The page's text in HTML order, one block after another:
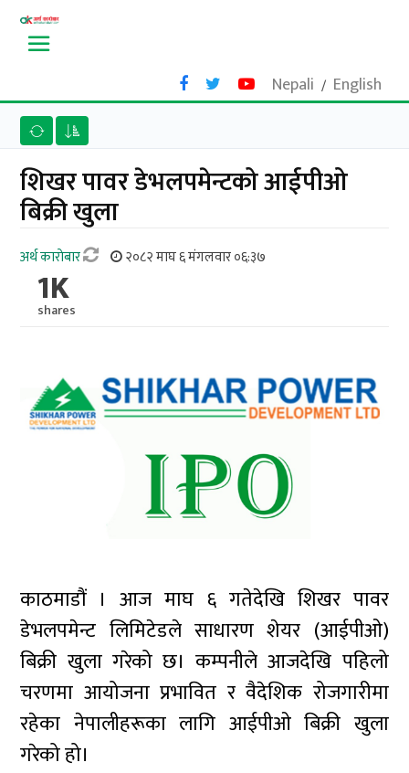
Nepali / English
शिखर पावर डेभलपमेन्टको आईपीओ
बिक्री खुला
अर्थ काराेबार २०८२ माघ ६ मंगलवार ०६:३७
1K
shares
काठमाडौं । आज माघ ६ गतेदेखि शिखर पावर
डेभलपमेन्ट लिमिटेडले साधारण शेयर (आईपीओ)
बिक्री खुला गरेको छ। कम्पनीले आजदेखि पहिलो
चरणमा आयोजना प्रभावित र वैदेशिक रोजगारीमा
रहेका नेपालीहरूका लागि आईपीओ बिक्री खुला
गरेको हो।